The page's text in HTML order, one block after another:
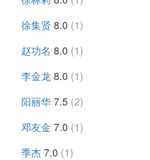
徐集贤 8.0 (1)
赵功名 8.0 (1)
李金龙 8.0 (1)
阳丽华 7.5 (2)
邓友金 7.0 (1)
季杰 7.0 (1)